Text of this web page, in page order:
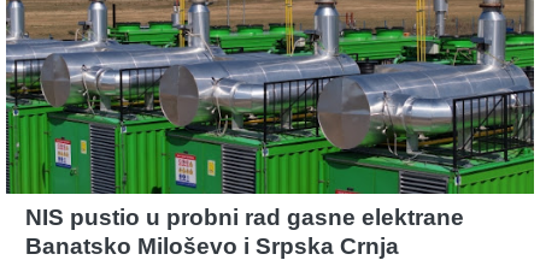
NIS pustio u probni rad gasne elektrane
Banatsko Miloševo i Srpska Crnja